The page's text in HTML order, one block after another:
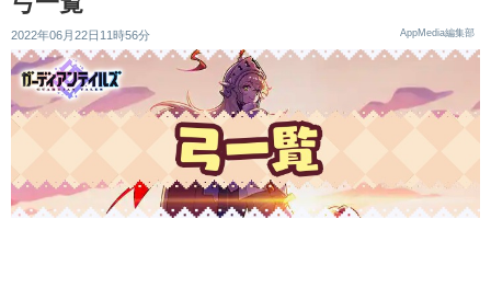
2022年06月22日11時56分 AppMedia編集部